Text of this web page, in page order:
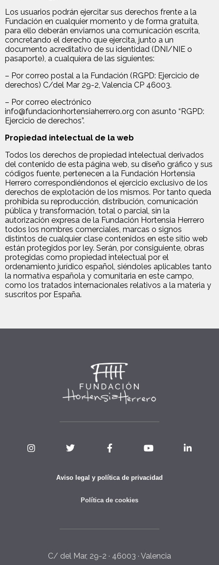
Los usuarios podrán ejercitar sus derechos frente a la
Fundación en cualquier momento y de forma gratuita,
para ello deberán enviarnos una comunicación escrita,
concretando el derecho que ejercita, junto a un
documento acreditativo de su identidad (DNI/NIE o
pasaporte), a cualquiera de las siguientes:
– Por correo postal a la Fundación (RGPD: Ejercicio de
derechos) C/del Mar 29-2, Valencia CP 46003.
– Por correo electrónico
info@fundacionhortensiaherrero.org con asunto “RGPD:
Ejercicio de derechos”.
Propiedad intelectual de la web
Todos los derechos de propiedad intelectual derivados
del contenido de esta página web, su diseño gráfico y sus
códigos fuente, pertenecen a la Fundación Hortensia
Herrero correspondiéndonos el ejercicio exclusivo de los
derechos de explotación de los mismos. Por tanto queda
prohibida su reproducción, distribución, comunicación
pública y transformación, total o parcial, sin la
autorización expresa de la Fundación Hortensia Herrero
todos los nombres comerciales, marcas o signos
distintos de cualquier clase contenidos en este sitio web
están protegidos por ley. Serán, por consiguiente, obras
protegidas como propiedad intelectual por el
ordenamiento jurídico español, siéndoles aplicables tanto
la normativa española y comunitaria en este campo,
como los tratados internacionales relativos a la materia y
suscritos por España.
Aviso legal y política de privacidad
Política de cookies
C/ del Mar, 29-2 · 46003 · Valencia